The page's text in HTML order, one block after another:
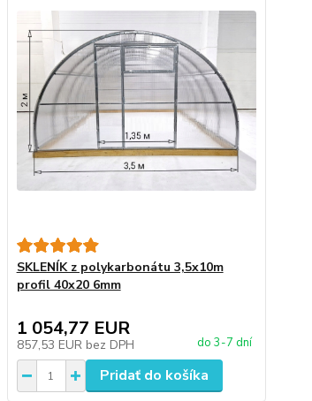
SKLENÍK z polykarbonátu 3,5x10m
profil 40x20 6mm
1 054,77 EUR
857,53 EUR bez DPH do 3-7 dní
Pridať do košíka